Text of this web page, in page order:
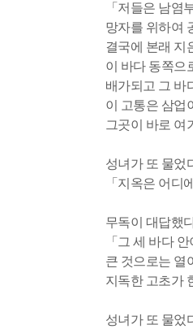
「저들은 남염
망자를 위하여
결국에 본래 지
이 바다 동쪽으
배가되고 그 바
이 고통은 삼업
그곳이 바로 여
성녀가 또 물었
「지옥은 어디
무독이 대답했
「그 세 바다
큰 것으로는 열
지독한 고초가
성녀가 또 물었